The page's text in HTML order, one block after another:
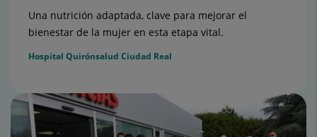
Una nutrición adaptada, clave para mejorar el
bienestar de la mujer en esta etapa vital.
Hospital Quirónsalud Ciudad Real